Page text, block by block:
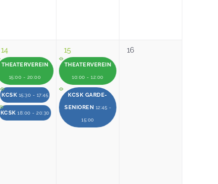
14
THEATERVEREIN
15:00 - 20:00
KCSK 15:30 - 17:45
KCSK 18:00 - 20:30
15
THEATERVEREIN
10:00 - 12:00
KCSK GARDE-
SENIOREN 12:45 -
15:00
16